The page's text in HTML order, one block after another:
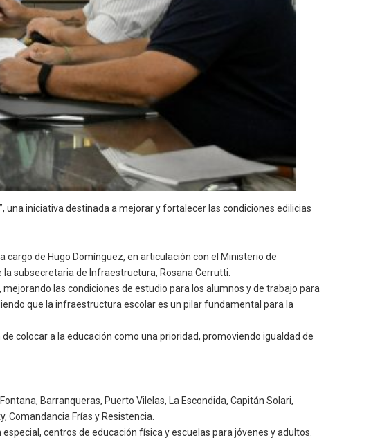
una iniciativa destinada a mejorar y fortalecer las condiciones edilicias
de Hugo Domínguez, en articulación con el Ministerio de
subsecretaria de Infraestructura, Rosana Cerrutti.
las condiciones de estudio para los alumnos y de trabajo para
que la infraestructura escolar es un pilar fundamental para la
colocar a la educación como una prioridad, promoviendo igualdad de
Barranqueras, Puerto Vilelas, La Escondida, Capitán Solari,
Comandancia Frías y Resistencia.
centros de educación física y escuelas para jóvenes y adultos.